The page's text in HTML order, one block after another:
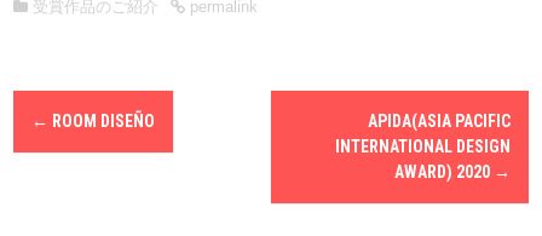
は、ご本人確認の上、適切に対応させていただきます。
8.個人情報保護マネジメントシステムの継続的改善
個人情報保護マネジメントシステムを確立し、実施し、維持して改
受賞作品のご紹介 permalink
s
← ROOM DISEÑO
APIDA(ASIA PACIFIC
INTERNATIONAL DESIGN
AWARD) 2020 →